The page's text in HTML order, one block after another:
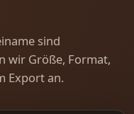
sind
wir Größe, Format,
Export an.